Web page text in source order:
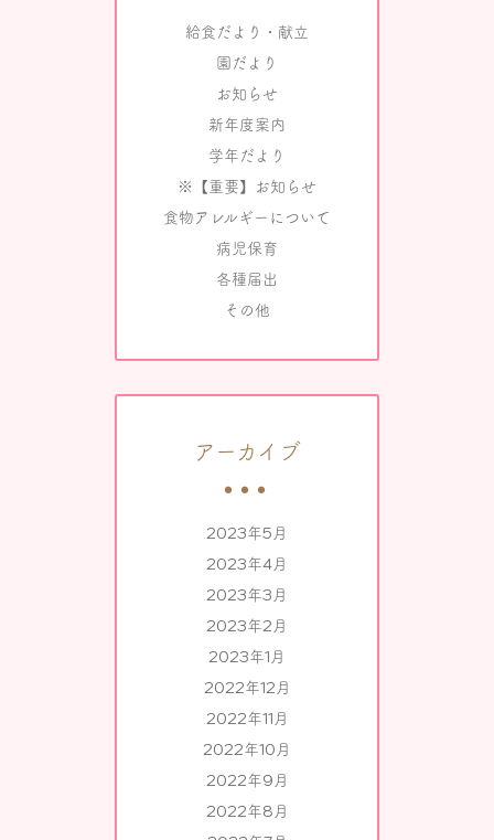
給食だより・献立
園だより
お知らせ
新年度案内
学年だより
※【重要】お知らせ
食物アレルギーについて
病児保育
各種届出
その他
アーカイブ
2023年5月
2023年4月
2023年3月
2023年2月
2023年1月
2022年12月
2022年11月
2022年10月
2022年9月
2022年8月